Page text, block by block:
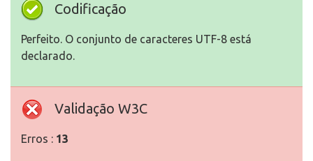
Codificação
Perfeito. O conjunto de caracteres UTF-8 está
declarado.
Validação W3C
Erros : 13